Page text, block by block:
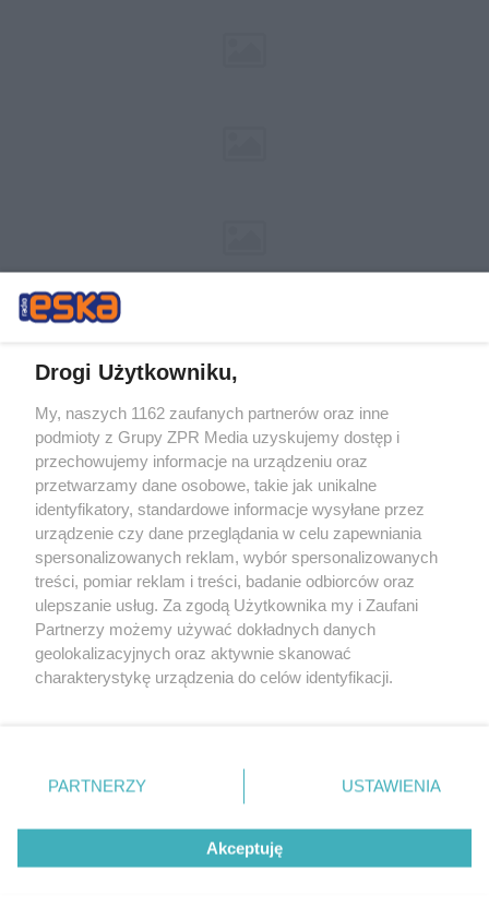
Żaden utwór zamieszczony w serwisie nie może być powielany i
rozpowszechniany lub dalej rozpowszechniany w jakikolwiek sposób (w
tym także elektroniczny lub mechaniczny) na jakimkolwiek polu
eksploatacji w jakiejkolwiek formie, włącznie z umieszczaniem w
Internecie bez pisemnej zgody właściciela praw. Jakiekolwiek użycie lub
wykorzystanie utworów w całości lub w części z naruszeniem prawa,
tzn. bez właściwej zgody, jest zabronione pod groźbą kary i może być
ścigane prawnie.
© 2026 Grupa ZPR Media
Drogi Użytkowniku,
My, naszych 1162 zaufanych partnerów oraz inne
podmioty z Grupy ZPR Media uzyskujemy dostęp i
przechowujemy informacje na urządzeniu oraz
przetwarzamy dane osobowe, takie jak unikalne
identyfikatory, standardowe informacje wysyłane przez
urządzenie czy dane przeglądania w celu zapewniania
spersonalizowanych reklam, wybór spersonalizowanych
treści, pomiar reklam i treści, badanie odbiorców oraz
ulepszanie usług. Za zgodą Użytkownika my i Zaufani
Partnerzy możemy używać dokładnych danych
geolokalizacyjnych oraz aktywnie skanować
charakterystykę urządzenia do celów identyfikacji.
zmienić/wycofać klikając przycisk ustawień prywatności
znajdujący się w lewym dolnym rogu strony
rodzaje przetwarzania danych nie wymagają zgody
użytkownika, ale masz prawo sprzeciwić się takiemu
przetwarzaniu. Preferencje będą miały zastosowanie tylko
PARTNERZY USTAWIENIA
Akceptuję